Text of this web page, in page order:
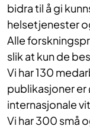
bidra til å gi
helsetjenester
Alle
slik at kun de
Vi har 130
publikasjoner
internasjonale
Vi har 300 små